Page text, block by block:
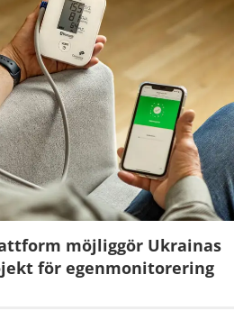
möjliggör Ukrainas
för egenmonitorering